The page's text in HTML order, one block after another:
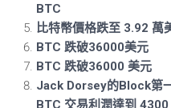
BTC
比特幣價格跌至 3.92 萬
BTC 跌破36000美元
BTC 跌破36000 美元
Jack Dorsey的Block第
BTC 交易利潤達到